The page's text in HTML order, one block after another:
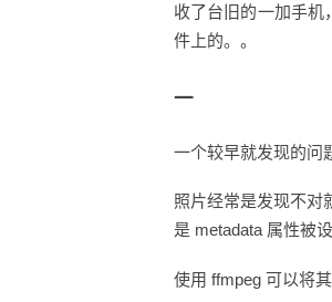
收了台旧的一加手机
件上的。。
一
一个较早就发现的问
照片经常是发现不对
是 metadata 属性被
使用 ffmpeg 可以将